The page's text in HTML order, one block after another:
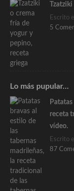
Tzatziki
Escrito
5
Lo más pupular…
receta
vídeo.
Escrito
87